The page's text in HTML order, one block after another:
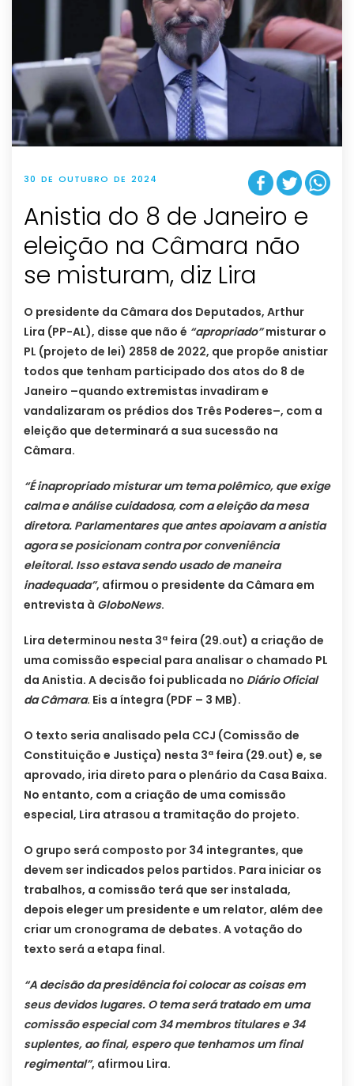
30 DE OUTUBRO DE 2024
Anistia do 8 de Janeiro e
eleição na Câmara não
se misturam, diz Lira
O presidente da Câmara dos Deputados, Arthur
Lira (PP-AL), disse que não é “apropriado”misturar o
PL (projeto de lei) 2858 de 2022, que propõe anistiar
todos que tenham participado dos atos do 8 de
Janeiro –quando extremistas invadiram e
vandalizaram os prédios dos Três Poderes–, com a
eleição que determinará a sua sucessão na
Câmara.
“É inapropriado misturar um tema polêmico, que exige
calma e análise cuidadosa, com a eleição da mesa
diretora. Parlamentares que antes apoiavam a anistia
agora se posicionam contra por conveniência
eleitoral. Isso estava sendo usado de maneira
inadequada”, afirmou o presidente da Câmara em
entrevista à GloboNews.
Lira determinou nesta 3ª feira (29.out) a criação de
uma comissão especial para analisar o chamado PL
da Anistia. A decisão foi publicada no Diário Oficial
da Câmara. Eis a íntegra (PDF – 3 MB).
O texto seria analisado pela CCJ (Comissão de
Constituição e Justiça) nesta 3ª feira (29.out) e, se
aprovado, iria direto para o plenário da Casa Baixa.
No entanto, com a criação de uma comissão
especial, Lira atrasou a tramitação do projeto.
O grupo será composto por 34 integrantes, que
devem ser indicados pelos partidos. Para iniciar os
trabalhos, a comissão terá que ser instalada,
depois eleger um presidente e um relator, além dee
criar um cronograma de debates. A votação do
texto será a etapa final.
“A decisão da presidência foi colocar as coisas em
seus devidos lugares. O tema será tratado em uma
comissão especial com 34 membros titulares e 34
suplentes, ao final, espero que tenhamos um final
regimental”, afirmou Lira.